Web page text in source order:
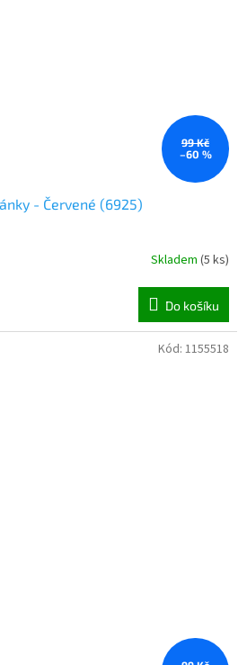
99 Kč
–60 %
- Červené (6925)
Skladem (5 ks)
Do košíku
Kód: 1155518